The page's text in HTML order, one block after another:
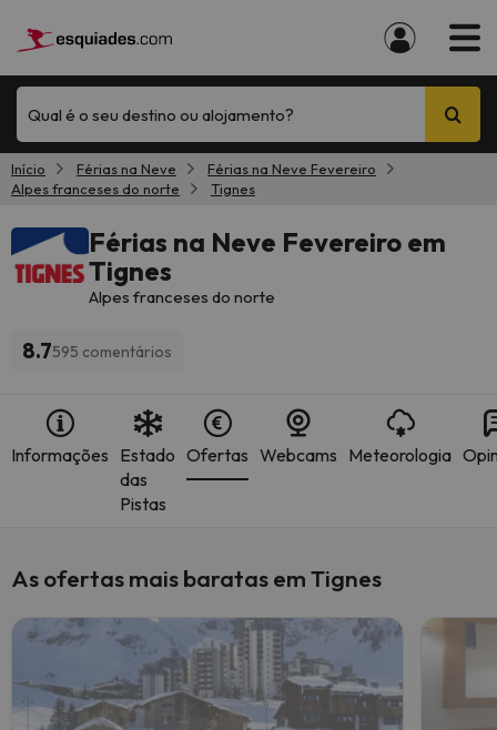
Qual é o seu destino ou alojamento?
Início Férias na Neve
Férias na Neve Fevereiro
Alpes franceses do norte
Tignes
Férias na Neve Fevereiro em
Tignes
Alpes franceses do norte
8.7595 comentários
Informações Estado
das
Pistas
Ofertas Webcams Meteorologia
As ofertas mais baratas em Tignes